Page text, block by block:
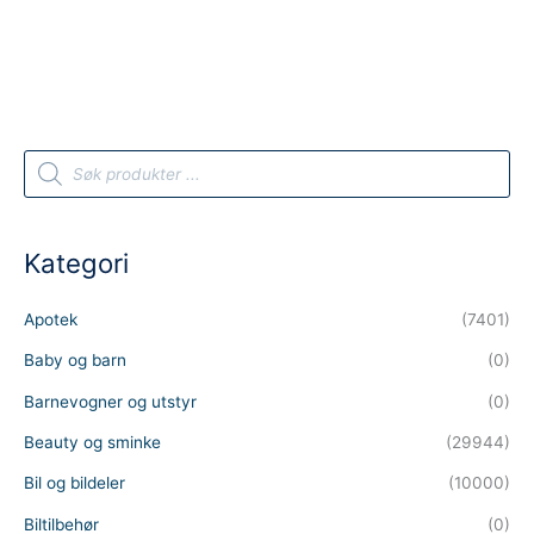
P
d
t
s
a
r
h
Kategori
Apotek (7401)
Baby og barn (0)
Barnevogner og utstyr (0)
Beauty og sminke (29944)
Bil og bildeler (10000)
Biltilbehør (0)